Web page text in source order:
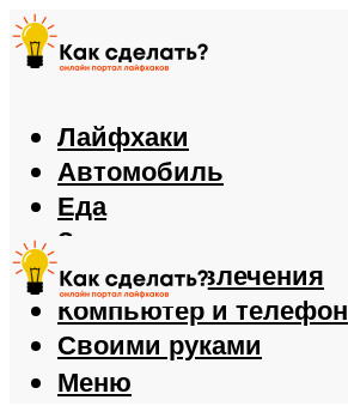
Лайфхаки
Автомобиль
Еда
Здоровье
Игры и развлечения
Компьютер и телефон
Своими руками
Меню